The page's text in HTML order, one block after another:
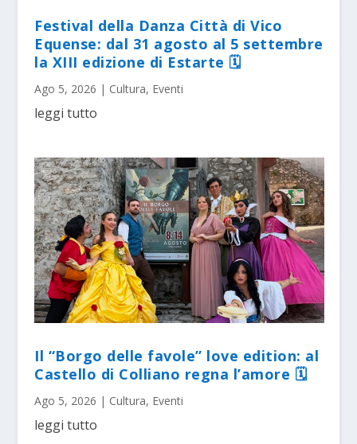
Festival della Danza Città di Vico
Equense: dal 31 agosto al 5 settembre
la XIII edizione di Estarte 🗓
Ago 5, 2026 | Cultura, Eventi
leggi tutto
Il “Borgo delle favole” love edition: al
Castello di Colliano regna l’amore 🗓
Ago 5, 2026 | Cultura, Eventi
leggi tutto